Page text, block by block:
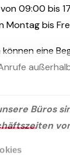
09:00 bis
Montag bis
eine
Büros